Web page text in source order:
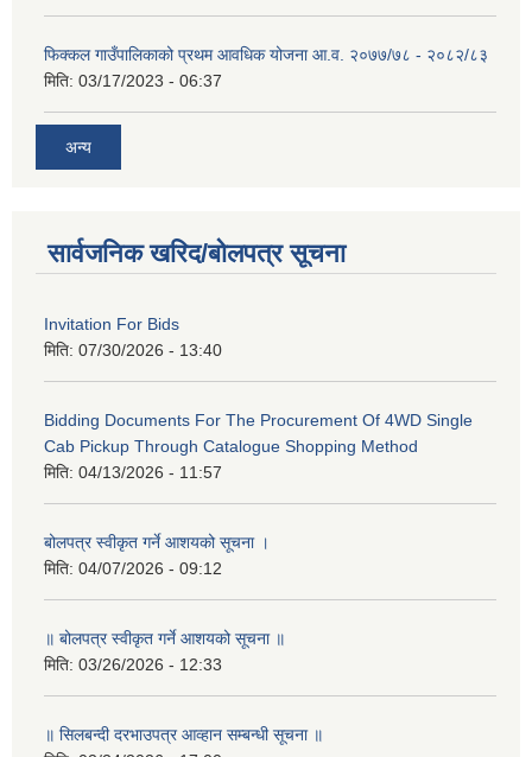
फिक्कल गाउँपालिकाको प्रथम आवधिक योजना आ.व. २०७७/७८ - २०८२/८३
मिति: 03/17/2023 - 06:37
अन्य
सार्वजनिक खरिद/बोलपत्र सूचना
Invitation For Bids
मिति: 07/30/2026 - 13:40
Bidding Documents For The Procurement Of 4WD Single
Cab Pickup Through Catalogue Shopping Method
मिति: 04/13/2026 - 11:57
बोलपत्र स्वीकृत गर्ने आशयको सूचना ।
मिति: 04/07/2026 - 09:12
॥ बोलपत्र स्वीकृत गर्ने आशयको सूचना ॥
मिति: 03/26/2026 - 12:33
॥ सिलबन्दी दरभाउपत्र आव्हान सम्बन्धी सूचना ॥